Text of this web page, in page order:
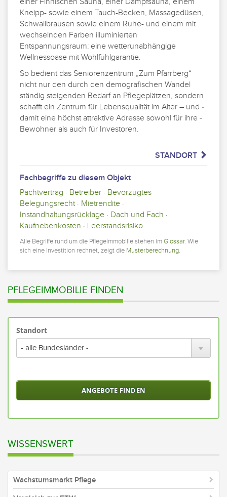
Kneipp- sowie einem Tauch-Becken, Massagedüsen,
Schwallbrausen sowie einem Ruhe- und einem mit
wechselnden Farben illuminierten
Entspannungsraum: eine wetterunabhängige
Wellnessoase mit Wohlfühlgarantie.
So bedient das Seniorenzentrum „Zum Pfarrberg“
nicht nur den durch den demografischen Wandel
ständig steigenden Bedarf an Pflegeplätzen, sondern
schafft ein Zentrum für Lebensqualität im Alter – und ­
damit eine höchst attraktive Adresse sowohl für ihre ­
Bewohner als auch für Investoren.
STANDORT
Fachbegriffe zu diesem Objekt
Pachtvertrag · Betreiber · Bevorzugtes
Belegungsrecht· Mietrendite ·
Instandhaltungsrücklage · Dach und Fach ·
Kaufnebenkosten · Leerstandsrisiko
Alle Begriffe rund um die Pflegeimmobilie stehen imGlossar. Wie
sich eine Investition rechnet, zeigt die Musterberechnung.
PFLEGEIMMOBILIE FINDEN
Standort
WISSENSWERT
Wachstumsmarkt Pflege